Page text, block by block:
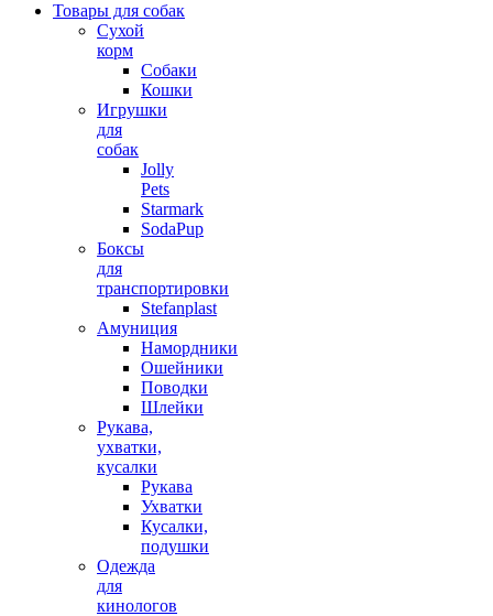
Товары для собак
Сухой
корм
Собаки
Кошки
Игрушки
для
собак
Jolly
Pets
Starmark
SodaPup
Боксы
для
транспортировки
Stefanplast
Амуниция
Намордники
Ошейники
Поводки
Шлейки
Рукава,
ухватки,
кусалки
Рукава
Ухватки
Кусалки,
подушки
Одежда
для
кинологов